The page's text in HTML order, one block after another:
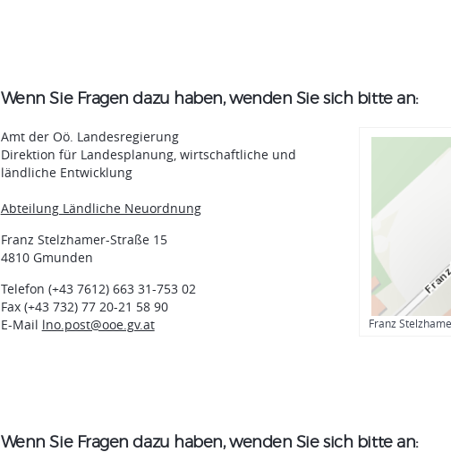
Wenn Sie Fragen dazu haben, wenden Sie sich bitte an:
Amt der Oö. Landesregierung
Direktion für Landesplanung, wirtschaftliche und
ländliche Entwicklung
Abteilung Ländliche Neuordnung
Franz Stelzhamer-Straße 15
4810 Gmunden
Telefon (+43 7612) 663 31-753 02
Fax (+43 732) 77 20-21 58 90
E-Mail lno.post@ooe.gv.at Franz
Wenn Sie Fragen dazu haben, wenden Sie sich bitte an: